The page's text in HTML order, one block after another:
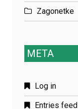
Zagonetke
META
Log in
Entries feed